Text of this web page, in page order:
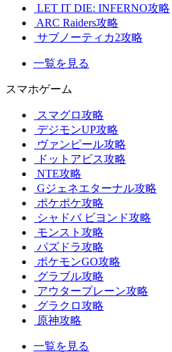
LET IT DIE: INFERNO攻略
ARC Raiders攻略
サブノーティカ2攻略
一覧を見る
スマホゲーム
スマグロ攻略
デジモンUP攻略
ヴァンピール攻略
ドットアビス攻略
NTE攻略
Gジェネエターナル攻略
ポケポケ攻略
シャドバ ビヨンド攻略
モンスト攻略
パズドラ攻略
ポケモンGO攻略
グラブル攻略
アウタープレーン攻略
グラクロ攻略
原神攻略
一覧を見る